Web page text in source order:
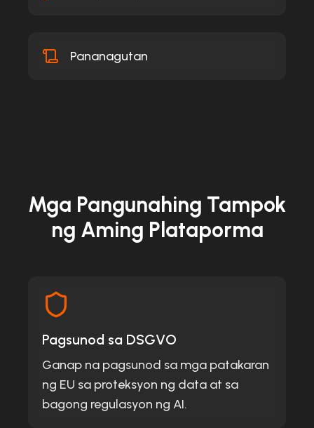
Pananagutan
Mga Pangunahing Tampok
ng Aming Plataporma
Pagsunod sa DSGVO
Ganap na pagsunod sa mga patakaran
ng EU sa proteksyon ng data at sa
bagong regulasyon ng AI.